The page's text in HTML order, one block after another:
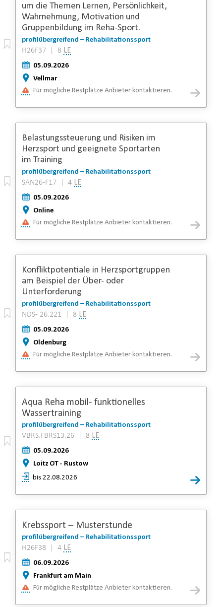
um die Themen Lernen, Persönlichkeit,
Wahrnehmung, Motivation und
Gruppenbildung im Reha-Sport.
profilübergreifend – Rehabilitationssport
H26F37 | 8 LE
05.09.2026
Vellmar
Für mögliche Restplätze Anbieter kontaktieren.
Belastungssteuerung und Risiken im
Herzsport und geeignete Sportarten
im Training
profilübergreifend – Rehabilitationssport
SAN26-F17 | 4 LE
05.09.2026
Online
Für mögliche Restplätze Anbieter kontaktieren.
Konfliktpotentiale in Herzsportgruppen
am Beispiel der Über- oder
Unterforderung
profilübergreifend – Rehabilitationssport
NDS- 26.221 | 8 LE
05.09.2026
Oldenburg
Für mögliche Restplätze Anbieter kontaktieren.
Aqua Reha mobil- funktionelles
Wassertraining
profilübergreifend – Rehabilitationssport
VBRS.FBRS13.26 | 8 LE
05.09.2026
Loitz OT - Rustow
bis 22.08.2026
Krebssport – Musterstunde
profilübergreifend – Rehabilitationssport
H26F38 | 4 LE
06.09.2026
Frankfurt am Main
Für mögliche Restplätze Anbieter kontaktieren.